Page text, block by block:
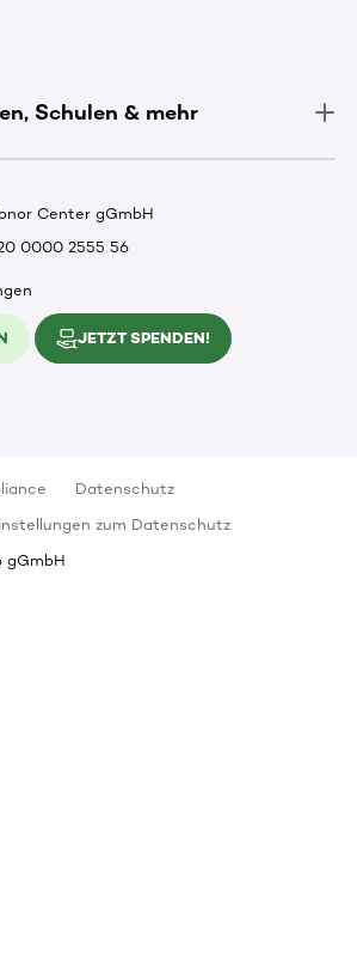
Schulen & mehr
Center gGmbH
0000 2555 56
JETZT SPENDEN!
Datenschutz
zum Datenschutz
gGmbH